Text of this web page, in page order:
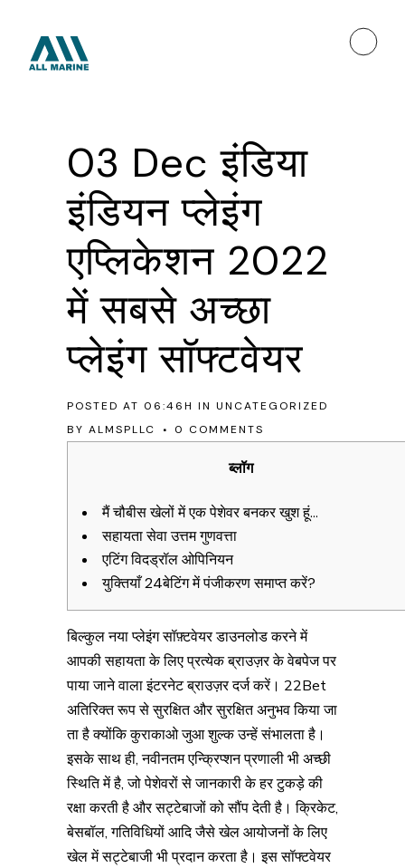
03 Dec इंडिया
इंडियन प्लेइंग
एप्लिकेशन 2022
में सबसे अच्छा
प्लेइंग सॉफ्टवेयर
POSTED AT 06:46H IN UNCATEGORIZED
BY ALMSPLLC 0 COMMENTS
ब्लॉग
मैं चौबीस खेलों में एक पेशेवर बनकर खुश हूं…
सहायता सेवा उत्तम गुणवत्ता
एटिंग विदड्रॉल ओपिनियन
युक्तियाँ 24बेटिंग में पंजीकरण समाप्त करें?
बिल्कुल नया प्लेइंग सॉफ़्टवेयर डाउनलोड करने में
आपकी सहायता के लिए प्रत्येक ब्राउज़र के वेबपेज पर
पाया जाने वाला इंटरनेट ब्राउज़र दर्ज करें। 22Bet
अतिरिक्त रूप से सुरक्षित और सुरक्षित अनुभव किया जा
ता है क्योंकि कुराकाओ जुआ शुल्क उन्हें संभालता है।
इसके साथ ही, नवीनतम एन्क्रिप्शन प्रणाली भी अच्छी
स्थिति में है, जो पेशेवरों से जानकारी के हर टुकड़े की
रक्षा करती है और सट्टेबाजों को सौंप देती है। क्रिकेट,
बेसबॉल, गतिविधियों आदि जैसे खेल आयोजनों के लिए
खेल में सट्टेबाजी भी प्रदान करता है। इस सॉफ्टवेयर